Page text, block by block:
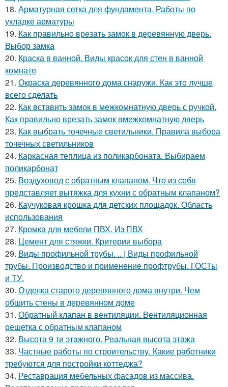
18. Арматурная сетка для фундамента. Работы по
укладке арматуры
19. Как правильно врезать замок в деревянную дверь.
Выбор замка
20. Краска в ванной. Виды красок для стен в ванной
комнате
21. Окраска деревянного дома снаружи. Как это лучше
всего сделать
22. Как вставить замок в межкомнатную дверь с ручкой.
Как правильно врезать замок вмежкомнатную дверь
23. Как выбрать точечные светильники. Правила выбора
точечных светильников
24. Каркасная теплица из поликарбоната. Выбираем
поликарбонат
25. Воздуховод с обратным клапаном. Что из себя
представляет вытяжка для кухни с обратным клапаном?
26. Каучуковая крошка для детских площадок. Область
использования
27. Кромка для мебели ПВХ. Из ПВХ
28. Цемент для стяжки. Критерии выбора
29. Виды профильной трубы. .. | Виды профильной
трубы. Производство и применение профтрубы. ГОСТы
и ТУ.
30. Отделка старого деревянного дома внутри. Чем
обшить стены в деревянном доме
31. Обратный клапан в вентиляции. Вентиляционная
решетка с обратным клапаном
32. Высота 9 ти этажного. Реальная высота этажа
33. Частные работы по строительству. Какие работники
требуются для постройки коттеджа?
34. Реставрация мебельных фасадов из массива.